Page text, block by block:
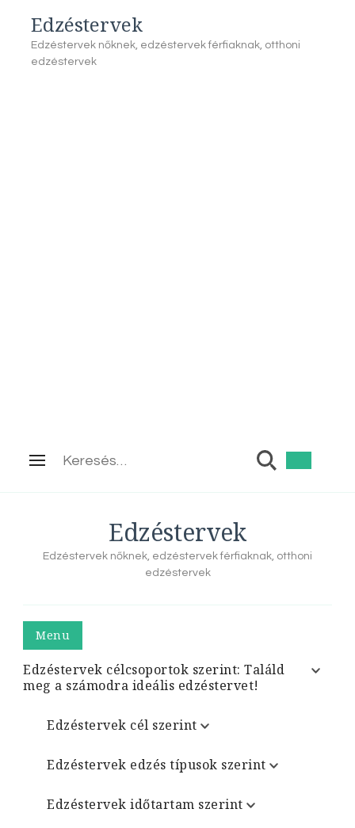
Edzéstervek
Edzéstervek nőknek, edzéstervek férfiaknak, otthoni
edzéstervek
Keresés:
Edzéstervek
Edzéstervek nőknek, edzéstervek férfiaknak, otthoni
edzéstervek
Menu
Edzéstervek célcsoportok szerint: Találd
meg a számodra ideális edzéstervet!
Edzéstervek cél szerint
Edzéstervek edzés típusok szerint
Edzéstervek időtartam szerint